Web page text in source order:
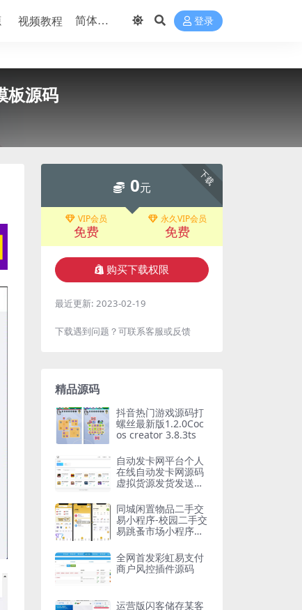
视频教程 登录
板源码
下载
0元
VIP会员
免费
永久VIP会员
免费
购买下载权限
最近更新: 2023-02-19
下载遇到问题？可联系客服或反馈
精品源码
抖音热门游戏源码打
螺丝最新版1.2.0Coc
os creator 3.8.3ts
自动发卡网平台个人
在线自动发卡网源码
虚拟货源发货发送卡
口
同城闲置物品二手交
易小程序-校园二手交
易跳蚤市场小程序源
全网首发彩虹易支付
商户风控插件源码
运营版闪客储存某客